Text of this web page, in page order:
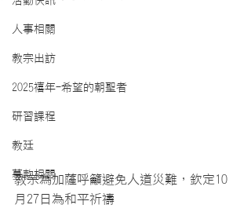
人事相關
教宗出訪
2025禧年-希望的朝聖者
研習課程
教廷
募款相關
教宗為加薩呼籲避免人道災難，欽定10
月27日為和平祈禱